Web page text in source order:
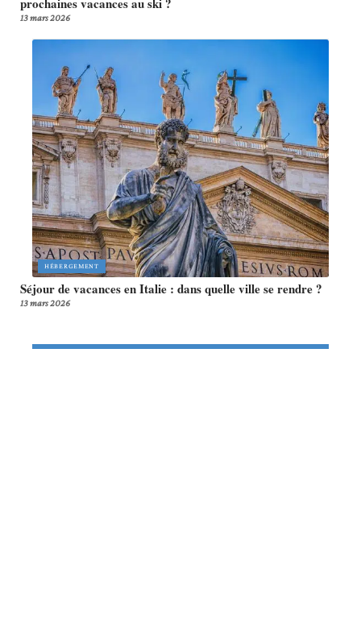
13 mars 2026
HÉBERGEMENT
Séjour de vacances en Italie : dans quelle ville se rendre ?
13 mars 2026